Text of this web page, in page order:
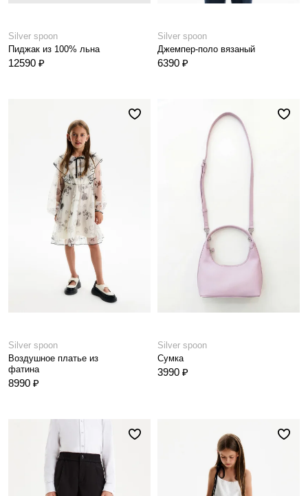
Silver spoon
Пиджак из 100% льна
12590 ₽
Silver spoon
Джемпер-поло вязаный
6390 ₽
Silver spoon
Воздушное платье из
фатина
8990 ₽
Silver spoon
Сумка
3990 ₽